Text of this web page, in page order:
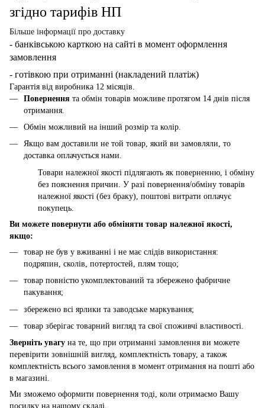
згідно тарифів НП
Більше інформації про доставку
- банківською карткою на сайті в момент оформлення
замовлення
- готівкою при отриманні (накладений платіж)
Гарантія від виробника 12 місяців.
Повернення та обмін товарів можливе протягом 14 днів після
отримання.
Обмін можливий на інший розмір та колір.
Якщо вам доставили не той товар, який ви замовляли, то
доставка оплачується нами.
Товари належної якості підлягають як поверненню, і обміну
без пояснення причин. У разі повернення/обміну товарів
належної якості (без браку), поштові витрати оплачує
покупець.
Ви можете повернути або обміняти товар належної якості,
якщо:
товар не був у вживанні і не має слідів використання:
подряпин, сколів, потертостей, плям тощо;
товар повністю укомплектований та збережено фабричне
пакування;
збережено всі ярлики та заводське маркування;
товар зберігає товарний вигляд та свої споживчі властивості.
Зверніть увагу на те, що при отриманні замовлення ви можете
перевірити зовнішній вигляд, комплектність товару, а також
комплектність всього замовлення в момент отримання на пошті або
в магазині.
Ми зможемо оформити повернення тоді, коли отримаємо Вашу
посилку на нашому складі.